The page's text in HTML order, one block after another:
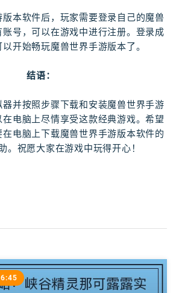
本软件后，玩家需要登录自己的魔兽
号，可以在游戏中进行注册。登录成
开始畅玩魔兽世界手游版本了。
结语：
并按照步骤下载和安装魔兽世界手游
电脑上尽情享受这款经典游戏。希望
电脑上下载魔兽世界手游版本软件的
。祝愿大家在游戏中玩得开心！